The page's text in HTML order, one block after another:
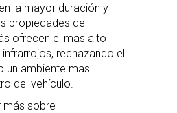
la mayor duración y
propiedades del
ofrecen el mas alto
rechazando el
un ambiente mas
del vehículo.
más sobre